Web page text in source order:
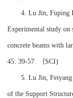
4. Lu Jin, Fuping
Experimental study on
concrete beams with
45: 39-57. （SCI)
5. Lu Jin,
of the Support